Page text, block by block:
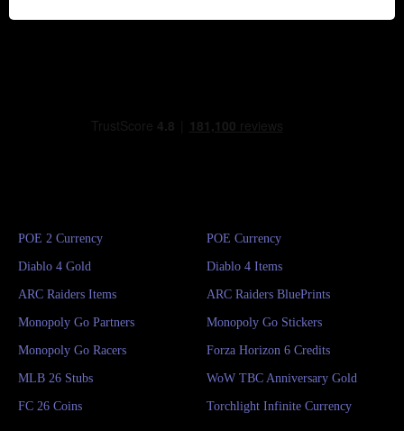
POE 2 Currency POE Currency
Diablo 4 Gold Diablo 4 Items
ARC Raiders Items ARC Raiders BluePrints
Monopoly Go Partners Monopoly Go Stickers
Monopoly Go Racers Forza Horizon 6 Credits
MLB 26 Stubs WoW TBC Anniversary Gold
FC 26 Coins Torchlight Infinite Currency